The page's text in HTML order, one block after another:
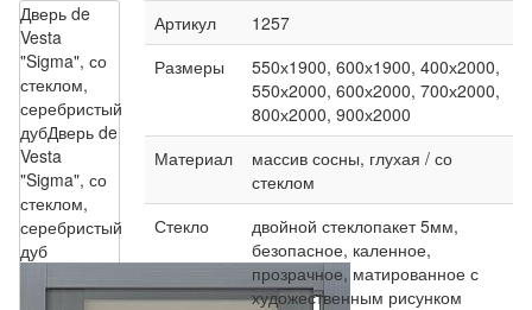
Дверь de
Vesta
"Sigma", со
стеклом,
серебристый
дубДверь de
Vesta
"Sigma", со
стеклом,
серебристый
дуб
Артикул
1257
Размеры
550х1900, 600х1900, 400х2000,
550х2000, 600х2000, 700х2000,
800х2000, 900х2000
Материал
массив сосны, глухая / со
стеклом
Стекло
двойной стеклопакет 5мм,
безопасное, каленное,
прозрачное, матированное с
художественным рисунком